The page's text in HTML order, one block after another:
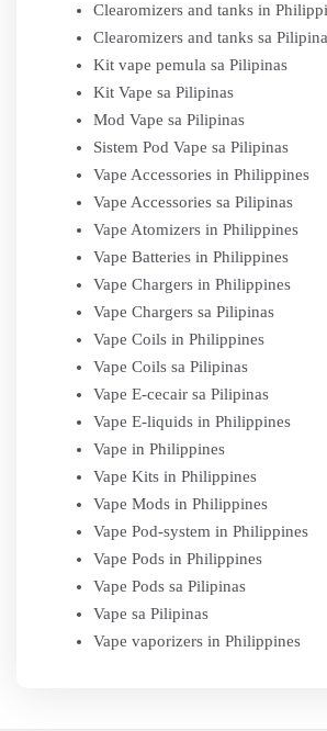
Clearomizers and tanks in
Clearomizers and tanks sa
Kit vape pemula sa Pilipinas
Kit Vape sa Pilipinas
Mod Vape sa Pilipinas
Sistem Pod Vape sa Pilipinas
Vape Accessories in Philippines
Vape Accessories sa Pilipinas
Vape Atomizers in Philippines
Vape Batteries in Philippines
Vape Chargers in Philippines
Vape Chargers sa Pilipinas
Vape Coils in Philippines
Vape Coils sa Pilipinas
Vape E-cecair sa Pilipinas
Vape E-liquids in Philippines
Vape in Philippines
Vape Kits in Philippines
Vape Mods in Philippines
Vape Pod-system in Philippines
Vape Pods in Philippines
Vape Pods sa Pilipinas
Vape sa Pilipinas
Vape vaporizers in Philippines